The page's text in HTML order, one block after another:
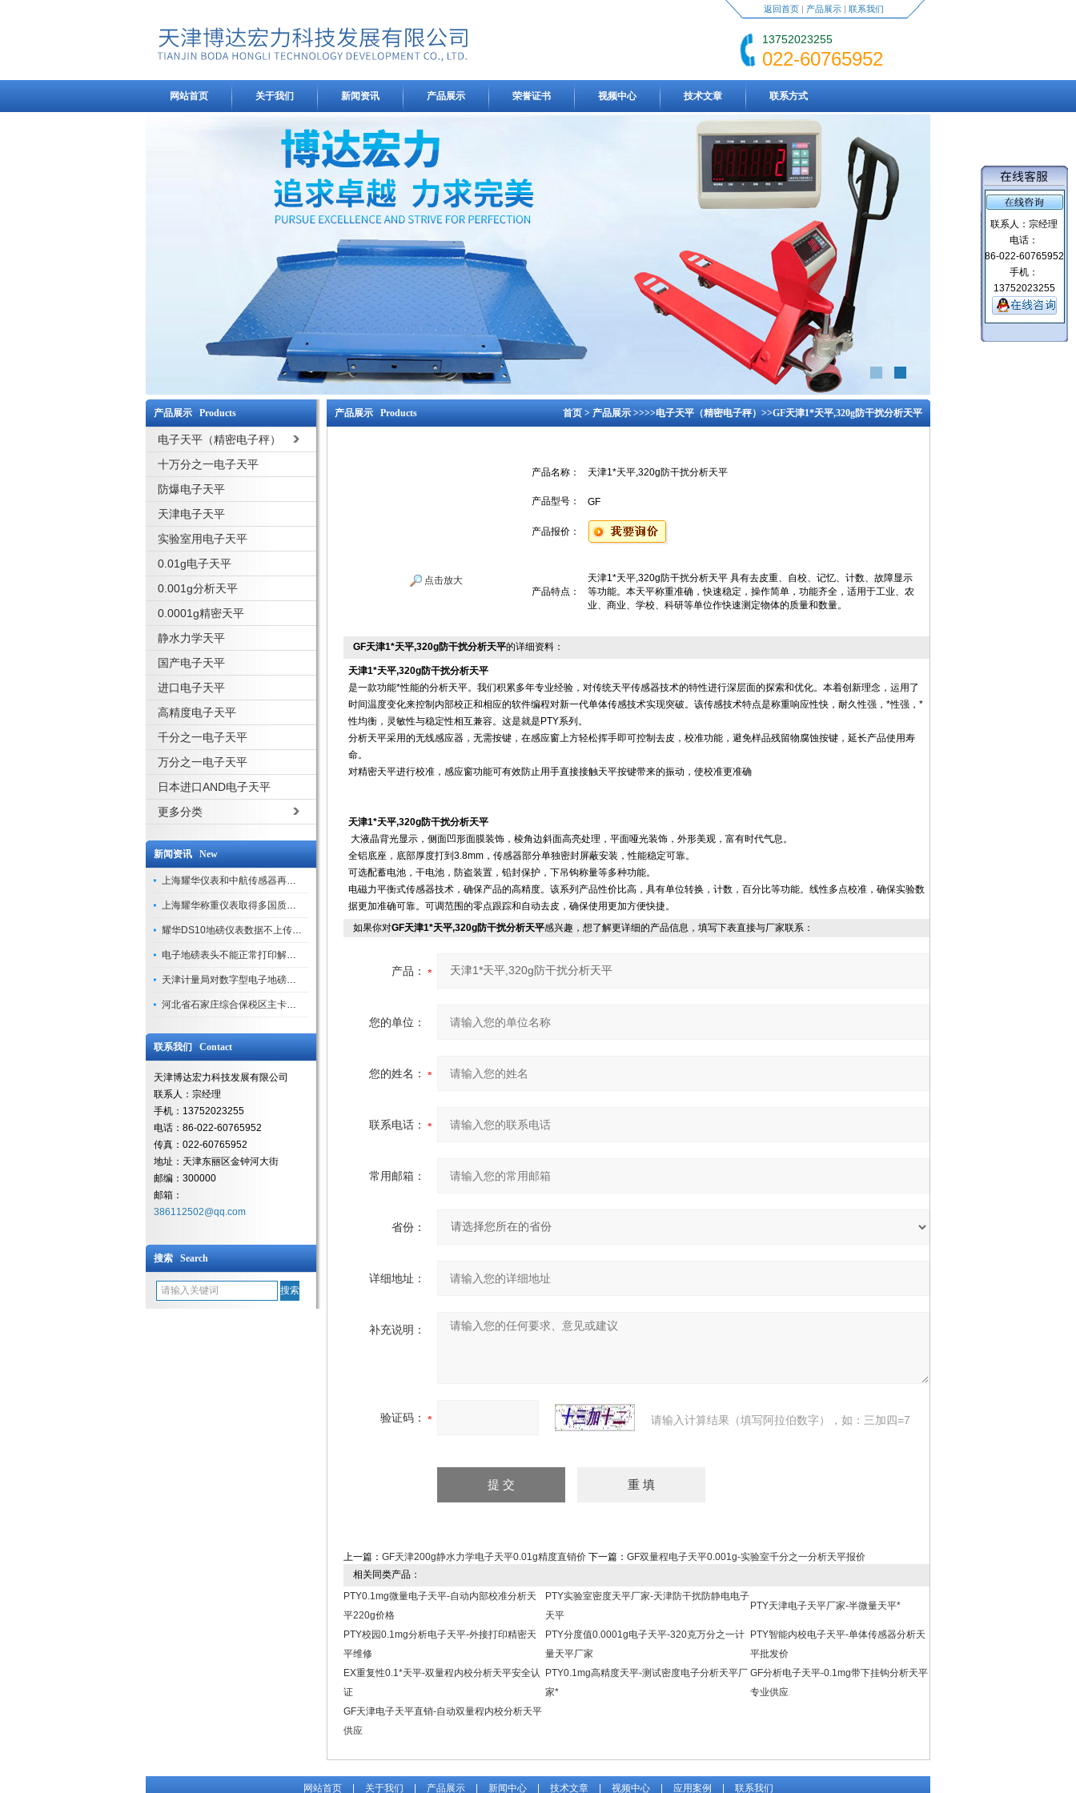
返回首页| 产品展示| 联系我们
13752023255
022-60765952
网站首页 关于我们 新闻资讯 产品展示 荣誉证书 视频中心 技术文章 联系方式
产品展示 Products
电子天平（精密电子秤）
十万分之一电子天平
防爆电子天平
天津电子天平
实验室用电子天平
0.01g电子天平
0.001g分析天平
0.0001g精密天平
静水力学天平
国产电子天平
进口电子天平
高精度电子天平
千分之一电子天平
万分之一电子天平
日本进口AND电子天平
更多分类
新闻资讯 New
上海耀华仪表和中航传感器再添新荣誉
上海耀华称重仪表取得多国质量认证
耀华DS10地磅仪表数据不上传处理方法（现场案例）
电子地磅表头不能正常打印解决方法
天津计量局对数字型电子地磅计量校准步骤
河北省石家庄综合保税区主卡口启用
联系我们 Contact
天津博达宏力科技发展有限公司
联系人：宗经理
手机：13752023255
电话：86-022-60765952
传真：022-60765952
地址：天津东丽区金钟河大街
邮编：300000
邮箱：
386112502@qq.com
搜索 Search
产品展示 Products 首页 > 产品展示 >>>>电子天平（精密电子秤） >>GF天津1*天平,320g防干扰分析天平
点击放大
产品名称： 天津1*天平,320g防干扰分析天平
产品型号： GF
产品报价：
产品特点：
天津1*天平,320g防干扰分析天平 具有去皮重、自校、记忆、计数、故障显示
等功能。本天平称重准确，快速稳定，操作简单，功能齐全，适用于工业、农
业、商业、学校、科研等单位作快速测定物体的质量和数量。
GF天津1*天平,320g防干扰分析天平的详细资料：
天津1*天平,320g防干扰分析天平
是一款功能*性能的分析天平。我们积累多年专业经验，对传统天平传感器技术的特性进行深层面的探索和优化。本着创新理念，运用了
时间温度变化来控制内部校正和相应的软件编程对新一代单体传感技术实现突破。该传感技术特点是称重响应性快，耐久性强，*性强，*
性均衡，灵敏性与稳定性相互兼容。这是就是PTY系列。
分析天平采用的无线感应器，无需按键，在感应窗上方轻松挥手即可控制去皮，校准功能，避免样品残留物腐蚀按键，延长产品使用寿
命。
对精密天平进行校准，感应窗功能可有效防止用手直接接触天平按键带来的振动，使校准更准确
天津1*天平,320g防干扰分析天平
大液晶背光显示，侧面凹形面膜装饰，棱角边斜面高亮处理，平面哑光装饰，外形美观，富有时代气息。
全铝底座，底部厚度打到3.8mm，传感器部分单独密封屏蔽安装，性能稳定可靠。
可选配蓄电池，干电池，防盗装置，铅封保护，下吊钩称量等多种功能。
电磁力平衡式传感器技术，确保产品的高精度。该系列产品性价比高，具有单位转换，计数，百分比等功能。线性多点校准，确保实验数
据更加准确可靠。可调范围的零点跟踪和自动去皮，确保使用更加方便快捷。
如果你对GF天津1*天平,320g防干扰分析天平感兴趣，想了解更详细的产品信息，填写下表直接与厂家联系：
产品：
您的单位：
您的姓名：
联系电话：
常用邮箱：
省份：
详细地址：
补充说明：
验证码： 请输入计算结果（填写阿拉伯数字），如：三加四=7
上一篇： GF天津200g静水力学电子天平0.01g精度直销价 下一篇： GF双量程电子天平0.001g-实验室千分之一分析天平报价
相关同类产品：
PTY0.1mg微量电子天平-自动内部校准分析天
平220g价格
PTY实验室密度天平厂家-天津防干扰防静电电子
天平
PTY天津电子天平厂家-半微量天平*
PTY校园0.1mg分析电子天平-外接打印精密天
平维修
PTY分度值0.0001g电子天平-320克万分之一计
量天平厂家
PTY智能内校电子天平-单体传感器分析天
平批发价
EX重复性0.1*天平-双量程内校分析天平安全认
证
PTY0.1mg高精度天平-测试密度电子分析天平厂
家*
GF分析电子天平-0.1mg带下挂钩分析天平
专业供应
GF天津电子天平直销-自动双量程内校分析天平
供应
网站首页 关于我们 产品展示 新闻中心 技术文章 视频中心 应用案例 联系我们
联系人：宗经理
电话：
86-022-60765952
手机：
13752023255